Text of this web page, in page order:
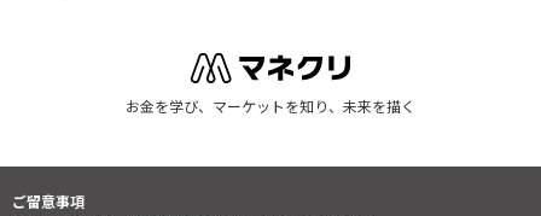
お金を学び、マーケットを知り、未来を描く
ご留意事項